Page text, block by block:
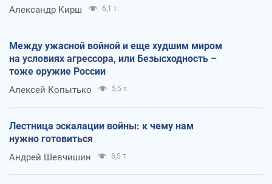
Александр Кирш 6,1 т.
Между ужасной войной и еще худшим миром
на условиях агрессора, или Безысходность –
тоже оружие России
Алексей Копытько 5,5 т.
Лестница эскалации войны: к чему нам
нужно готовиться
Андрей Шевчишин 6,5 т.